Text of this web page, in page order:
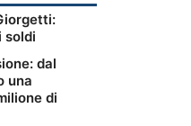
soldi
dal
una
di